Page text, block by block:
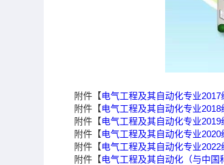
附件【电气工程及其自动化专业2017
附件【电气工程及其自动化专业2018
附件【电气工程及其自动化专业2019
附件【电气工程及其自动化专业2020
附件【电气工程及其自动化专业2022
附件【电气工程及其自动化（与中